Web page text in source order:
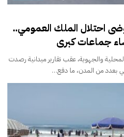
احتلال الملك العمومي..
جماعات كبرى
والجهوية، عقب تقارير ميدانية رصدت
بعدد من المدن، ما دفع…